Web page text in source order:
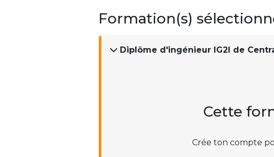
Formation(s)
Diplôme d'ingénieur IG2I de
Cette
Crée ton compte